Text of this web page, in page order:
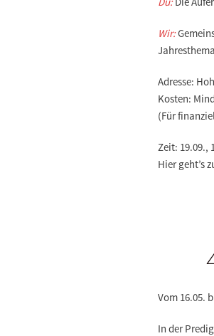
Wir:
Adresse:
Kosten:
(Für
Zeit: 19.09.,
Hier geht’s
Vom 16.05.
In der